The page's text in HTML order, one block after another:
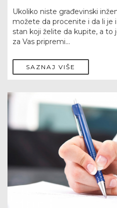
Ukoliko niste građevinski
možete da procenite i da li je
stan koji želite da kupite, a to
za Vas pripremi...
SAZNAJ VIŠE